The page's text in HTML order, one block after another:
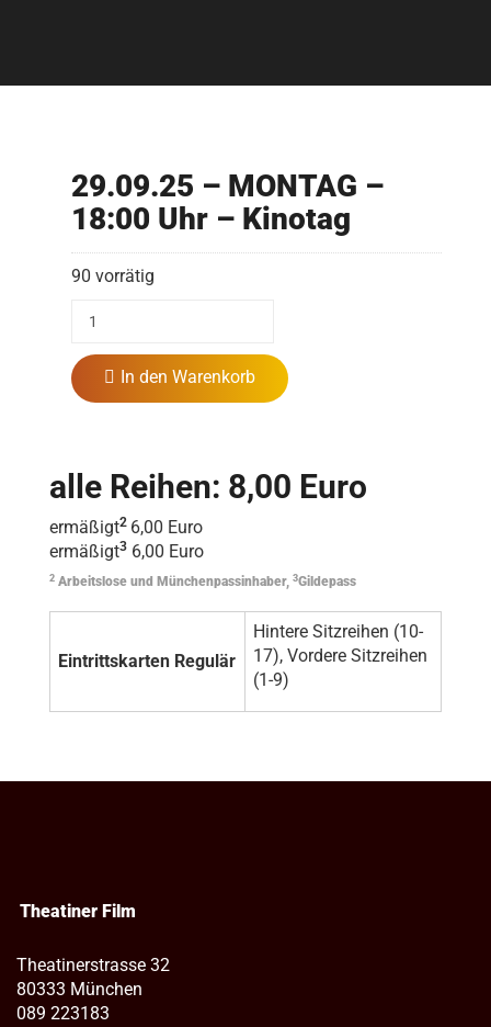
29.09.25 – MONTAG –
18:00 Uhr – Kinotag
90 vorrätig
In den Warenkorb
alle Reihen: 8,00 Euro
ermäßigt2 6,00 Euro
ermäßigt3 6,00 Euro
2 Arbeitslose und Münchenpassinhaber, 3Gildepass
Eintrittskarten Regulär
Hintere Sitzreihen (10-
17), Vordere Sitzreihen
(1-9)
Theatiner Film
Theatinerstrasse 32
80333 München
089 223183